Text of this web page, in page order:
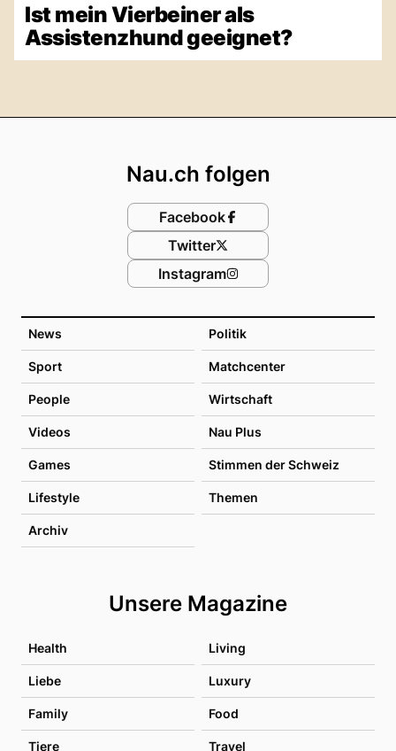
Ist mein Vierbeiner als
Assistenzhund geeignet?
News Politik
Sport Matchcenter
People Wirtschaft
Videos Nau Plus
Games Stimmen der Schweiz
Lifestyle Themen
Archiv
Unsere Magazine
Health Living
Liebe Luxury
Family Food
Tiere Travel
Nau.ch folgen
Facebook
Twitter
Instagram